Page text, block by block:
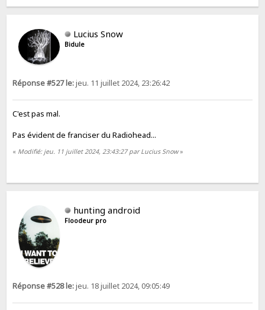
Lucius Snow
Bidule
Réponse #527 le:jeu. 11 juillet 2024, 23:26:42
C'est pas mal.
Pas évident de franciser du Radiohead...
« Modifié: jeu. 11 juillet 2024, 23:43:27 par Lucius Snow»
hunting android
Floodeur pro
Réponse #528 le:jeu. 18 juillet 2024, 09:05:49